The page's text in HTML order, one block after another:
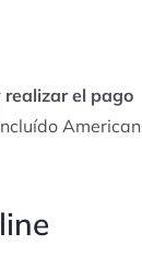
el pago
American